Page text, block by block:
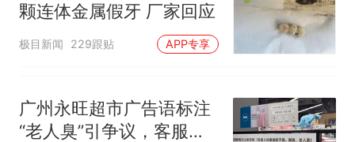
颗连体金属假牙 厂家回应
极目新闻 229跟贴 APP专享
广州永旺超市广告语标注
“老人臭”引争议，客服回